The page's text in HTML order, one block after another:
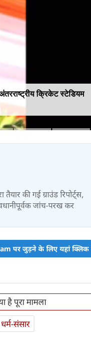
क्रिकेट स्टेडियम
की गई ग्राउंड रिपोर्ट्स,
जांच-परख कर
पर जुड़ने के लिए यहां
है पूरा मामला
धर्म-संसार